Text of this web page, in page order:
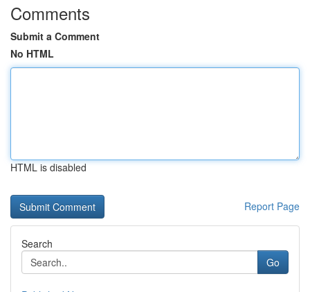
Comments
Submit a Comment
No HTML
HTML is disabled
Report Page
Search
Go